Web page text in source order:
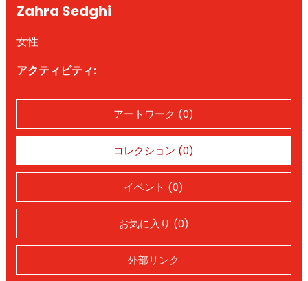
Zahra Sedghi
女性
アクティビティ:
アートワーク (0)
コレクション (0)
イベント (0)
お気に入り (0)
外部リンク